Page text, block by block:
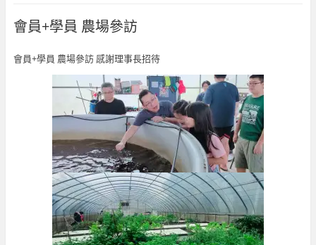
會員+學員 農場參訪
會員+學員 農場參訪 感謝理事長招待